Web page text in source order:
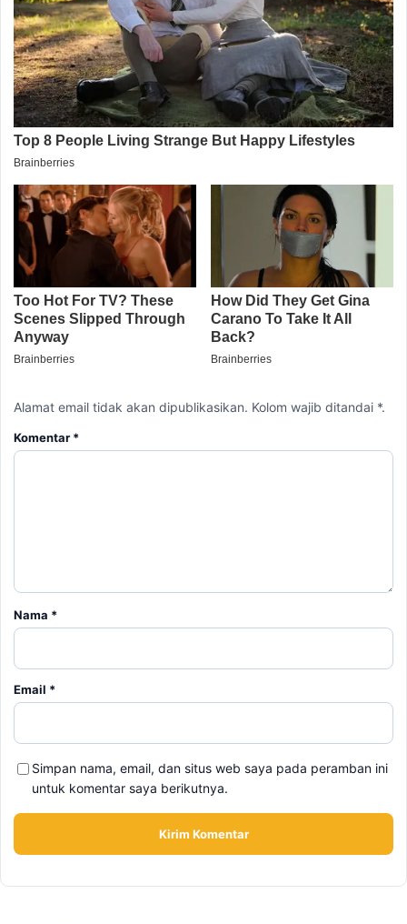
Alamat email tidak akan dipublikasikan. Kolom wajib ditandai *.
Komentar *
Nama *
Email *
Simpan nama, email, dan situs web saya pada peramban ini
untuk komentar saya berikutnya.